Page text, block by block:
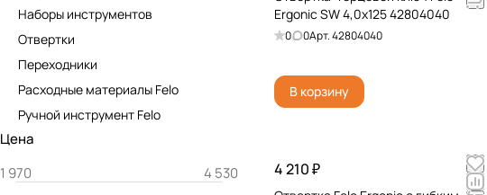
Ergonic SW 4,0x125 42804040
0 0Арт.42804040
В корзину
4 210 ₽
Наборы инструментов
Отвертки
Переходники
Расходные материалы Felo
Ручной инструмент Felo
Цена